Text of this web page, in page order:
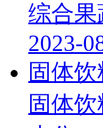
综合
2023-
固体
固体